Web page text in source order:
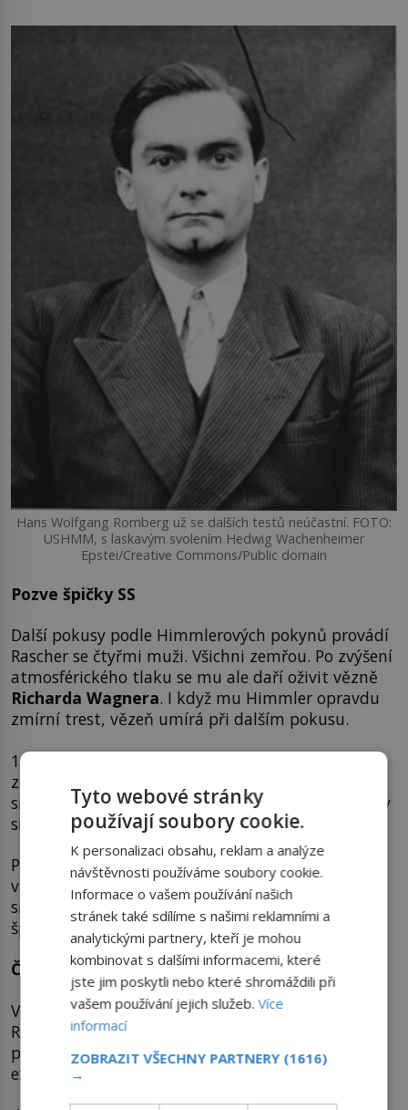
Hans Wolfgang Romberg už se dalších testů neúčastní. FOTO:
USHMM, s laskavým svolením Hedwig Wachenheimer
Epstei/Creative Commons/Public domain
Pozve špičky SS
Další pokusy podle Himmlerových pokynů provádí
Rascher se čtyřmi muži. Všichni zemřou. Po zvýšení
atmosférického tlaku se mu ale daří oživit vězně
Richarda Wagnera. I když mu Himmler opravdu
zmírní trest, vězeň umírá při dalším pokusu.
11. května 1942 dostane říšský vůdce SS další
zprávu o pokusech, jak se tělo přizpůsobuje
snižování atmosférického tlaku. Další experimenty
simulují padákový seskok z výšky 14 km.
Pod drobnohled si Rascher vezme i vznik
vzduchových embolií, které se stávají příčinou
smrti. K některým pokusům pozve i Himmlera a
špičky SS.
Čtyři propuštění
V červenci 1942 uvítá Himmler lékaře Raschera a
Romberga ve voze svého salonního vlaku. Při té
příležitosti jsou propuštěni čtyři vězni, kteří se
experimentů zúčastnili:
Tyto webové stránky
používají soubory cookie.
K personalizaci obsahu, reklam a analýze
návštěvnosti používáme soubory cookie.
Informace o vašem používání našich
stránek také sdílíme s našimi reklamními a
analytickými partnery, kteří je mohou
kombinovat s dalšími informacemi, které
jste jim poskytli nebo které shromáždili při
vašem používání jejich služeb.Více
informací
ZOBRAZIT VŠECHNY PARTNERY (1616)
→